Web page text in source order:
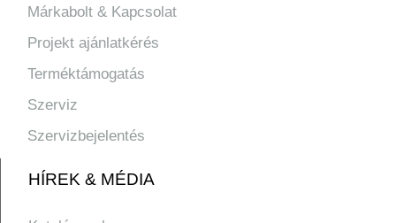
Márkabolt & Kapcsolat
Projekt ajánlatkérés
Terméktámogatás
Szerviz
Szervizbejelentés
HÍREK & MÉDIA